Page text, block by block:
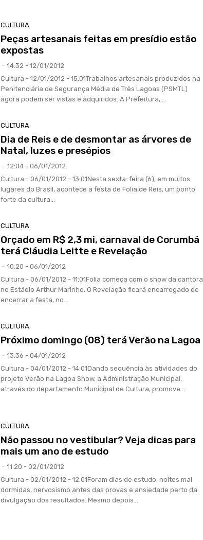
CULTURA
Peças artesanais feitas em presídio estão
expostas
- 14:32 - 12/01/2012
Cultura - 12/01/2012 - 15:01Trabalhos artesanais produzidos na
Penitenciária de Segurança Média de Três Lagoas (PSMTL)
agora podem ser vistas e adquiridos. A Prefeitura,...
CULTURA
Dia de Reis e de desmontar as árvores de
Natal, luzes e presépios
- 12:04 - 06/01/2012
Cultura - 06/01/2012 - 13:01Nesta sexta-feira (6), em muitos
lugares do Brasil, acontece a festa de Folia de Reis, um ponto
forte da cultura...
CULTURA
Orçado em R$ 2,3 mi, carnaval de Corumbá
terá Cláudia Leitte e Revelação
- 10:20 - 06/01/2012
Cultura - 06/01/2012 - 11:01Folia começa com o show da cantora
no Estádio Arthur Marinho. O Revelação ficará encarregado de
encerrar a festa, no...
CULTURA
Próximo domingo (08) terá Verão na Lagoa
- 13:36 - 04/01/2012
Cultura - 04/01/2012 - 14:01Dando sequência às atividades do
projeto Verão na Lagoa Show, a Administração Municipal,
através do departamento Municipal de Cultura, promove...
CULTURA
Não passou no vestibular? Veja dicas para
mais um ano de estudo
- 11:20 - 02/01/2012
Cultura - 02/01/2012 - 12:01Foram dias de estudo, noites mal
dormidas, nervosismo antes das provas e ansiedade perto da
divulgação dos resultados. Mesmo depois...